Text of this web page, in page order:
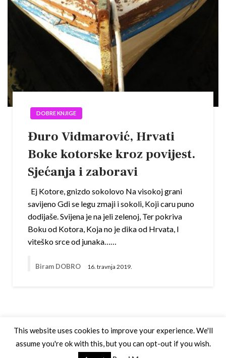
DOBRE KNJIGE
Đuro Vidmarović, Hrvati
Boke kotorske kroz povijest.
Sjećanja i zaboravi
Ej Kotore, gnizdo sokolovo Na visokoj grani
savijeno Gdi se legu zmaji i sokoli, Koji caru puno
dodijaše. Svijena je na jeli zelenoj, Ter pokriva
Boku od Kotora, Koja no je dika od Hrvata, I
viteško srce od junaka……
Biram DOBRO 16. travnja 2019.
This website uses cookies to improve your experience. We'll
assume you're ok with this, but you can opt-out if you wish.